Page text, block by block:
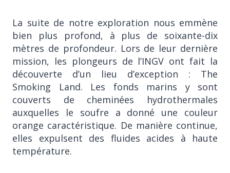
La suite de notre exploration nous emmène
bien plus profond, à plus de soixante-dix
mètres de profondeur. Lors de leur dernière
mission, les plongeurs de l’INGV ont fait la
découverte d’un lieu d’exception : The
Smoking Land. Les fonds marins y sont
couverts de cheminées hydrothermales
auxquelles le soufre a donné une couleur
orange caractéristique. De manière continue,
elles expulsent des fluides acides à haute
température.